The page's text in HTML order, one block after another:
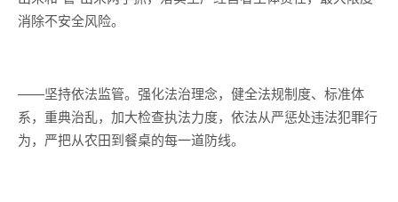
消除不安全风险。
——坚持依法监管。强化法治理念，健全法规制度、标准体
系，重典治乱，加大检查执法力度，依法从严惩处违法犯罪行
为，严把从农田到餐桌的每一道防线。